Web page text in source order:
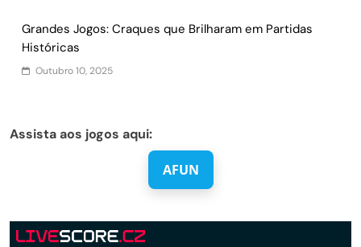
Grandes Jogos: Craques que Brilharam em Partidas
Históricas
Outubro 10, 2025
Assista aos jogos aqui:
AFUN